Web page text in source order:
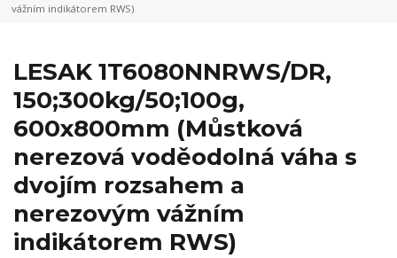
vážním indikátorem RWS)
LESAK 1T6080NNRWS/DR,
150;300kg/50;100g,
600x800mm (Můstková
nerezová voděodolná váha s
dvojím rozsahem a
nerezovým vážním
indikátorem RWS)